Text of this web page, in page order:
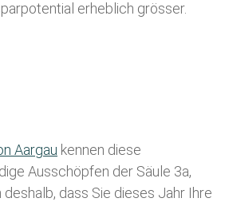
erheblich grösser.
Aargau kennen diese
Ausschöpfen der Säule 3a,
dass Sie dieses Jahr Ihre